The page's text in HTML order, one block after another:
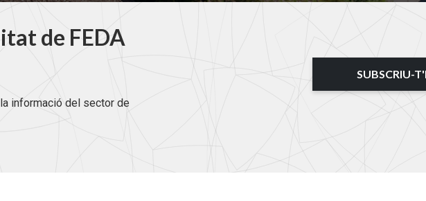
de FEDA
informació del sector de
SUBSCRIU-